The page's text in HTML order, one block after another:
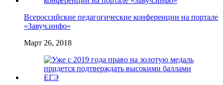
Всероссийские педагогические конференции на портале
«Завуч.инфо»
Март 26, 2018